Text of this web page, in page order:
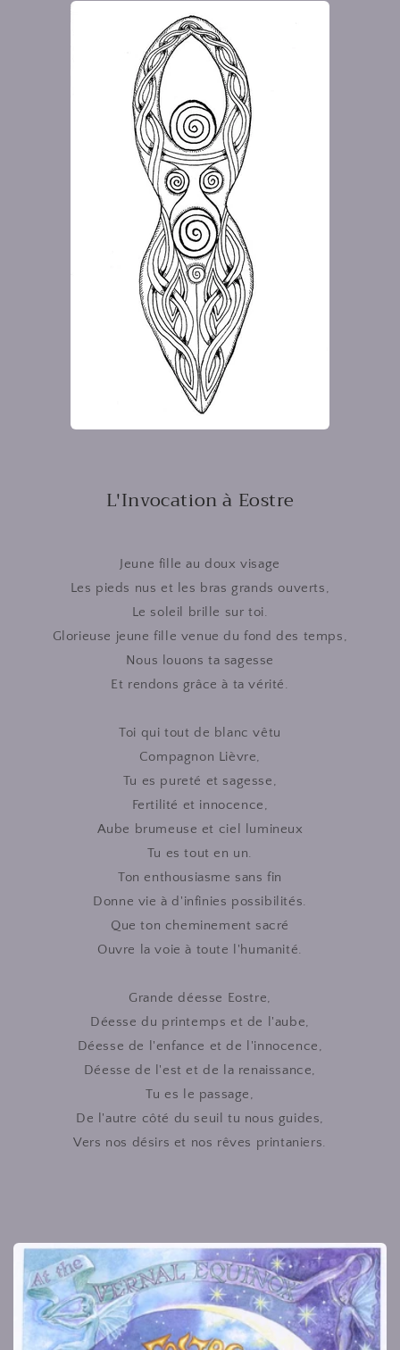
L'Invocation à Eostre
Jeune fille au doux visage
Les pieds nus et les bras grands ouverts,
Le soleil brille sur toi.
Glorieuse jeune fille venue du fond des temps,
Nous louons ta sagesse
Et rendons grâce à ta vérité.
Toi qui tout de blanc vêtu
Compagnon Lièvre,
Tu es pureté et sagesse,
Fertilité et innocence,
Aube brumeuse et ciel lumineux
Tu es tout en un.
Ton enthousiasme sans fin
Donne vie à d'infinies possibilités.
Que ton cheminement sacré
Ouvre la voie à toute l'humanité.
Grande déesse Eostre,
Déesse du printemps et de l'aube,
Déesse de l'enfance et de l'innocence,
Déesse de l'est et de la renaissance,
Tu es le passage,
De l'autre côté du seuil tu nous guides,
Vers nos désirs et nos rêves printaniers.